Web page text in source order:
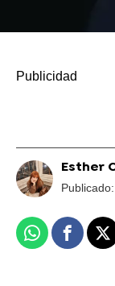
Esther
Publicado:
Whatsapp X